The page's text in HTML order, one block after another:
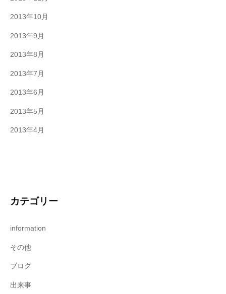
2013年10月
2013年9月
2013年8月
2013年7月
2013年6月
2013年5月
2013年4月
カテゴリー
information
その他
ブログ
出来事